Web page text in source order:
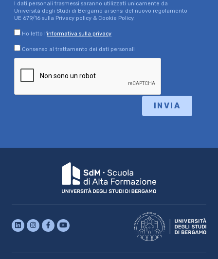
I dati personali trasmessi saranno utilizzati unicamente da
Università degli Studi di Bergamo ai sensi del nuovo regolamento
UE 679/16 sulla Privacy policy & Cookie Policy.
Ho letto l'informativa sulla privacy
Consenso al trattamento dei dati personali